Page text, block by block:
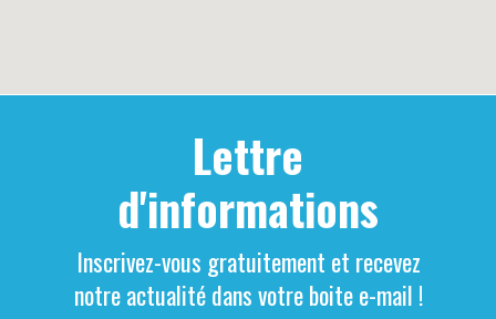
Lettre
d'informations
Inscrivez-vous gratuitement et recevez
notre actualité dans votre boite e-mail !